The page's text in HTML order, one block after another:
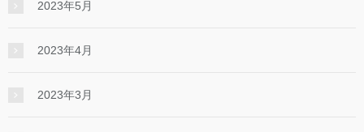
2023年5月
2023年4月
2023年3月